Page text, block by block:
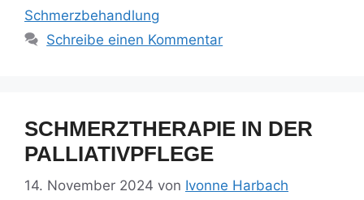
Schmerzbehandlung
Schreibe einen Kommentar
SCHMERZTHERAPIE IN DER
PALLIATIVPFLEGE
14. November 2024 von Ivonne Harbach